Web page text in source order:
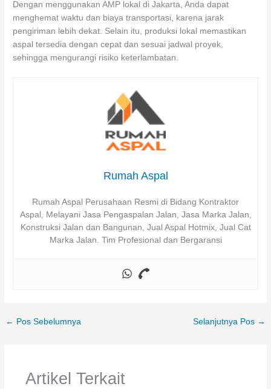
Dengan menggunakan AMP lokal di Jakarta, Anda dapat
menghemat waktu dan biaya transportasi, karena jarak
pengiriman lebih dekat. Selain itu, produksi lokal memastikan
aspal tersedia dengan cepat dan sesuai jadwal proyek,
sehingga mengurangi risiko keterlambatan.
Rumah Aspal
Rumah Aspal Perusahaan Resmi di Bidang Kontraktor
Aspal, Melayani Jasa Pengaspalan Jalan, Jasa Marka Jalan,
Konstruksi Jalan dan Bangunan, Jual Aspal Hotmix, Jual Cat
Marka Jalan. Tim Profesional dan Bergaransi
← Pos Sebelumnya Selanjutnya Pos →
Artikel Terkait